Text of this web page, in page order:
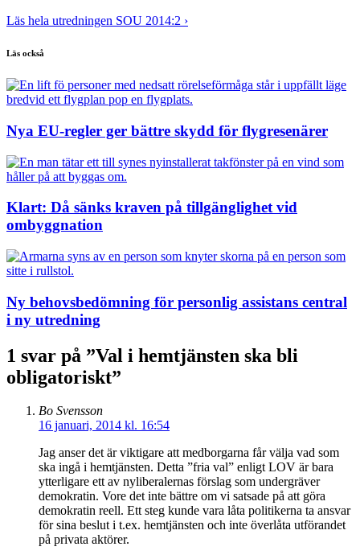
Läs hela utredningen SOU 2014:2 ›
Läs också
Nya EU-regler ger bättre skydd för flygresenärer
Klart: Då sänks kraven på tillgänglighet vid
ombyggnation
Ny behovsbedömning för personlig assistans central
i ny utredning
1 svar på ”Val i hemtjänsten ska bli
obligatoriskt”
Bo Svensson
16 januari, 2014 kl. 16:54
Jag anser det är viktigare att medborgarna får välja vad som
ska ingå i hemtjänsten. Detta ”fria val” enligt LOV är bara
ytterligare ett av nyliberalernas förslag som undergräver
demokratin. Vore det inte bättre om vi satsade på att göra
demokratin reell. Ett steg kunde vara låta politikerna ta ansvar
för sina beslut i t.ex. hemtjänsten och inte överlåta utförandet
på privata aktörer.